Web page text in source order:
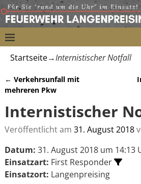
Startseite→Internistischer Notfall
Artikelnavigation
← Verkehrsunfall mit
mehreren Pkw
Internistischer
Veröffentlicht am 31. August 2018
Datum: 31. August 2018 um 14:13
Einsatzart: First Responder
Einsatzort: Langenpreising